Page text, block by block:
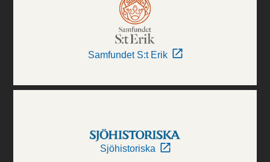
Samfundet S:t Erik
Sjöhistoriska